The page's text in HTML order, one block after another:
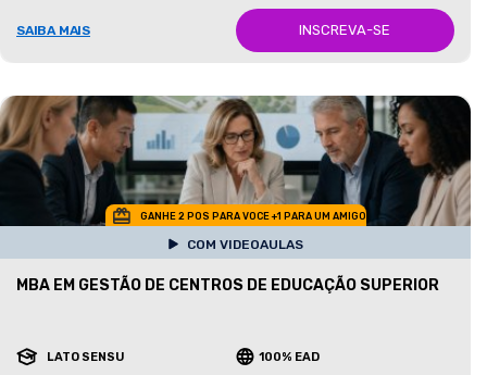
SAIBA MAIS INSCREVA-SE
GANHE 2 POS PARA VOCE +1 PARA UM AMIGO
COM VIDEOAULAS
MBA EM GESTÃO DE CENTROS DE EDUCAÇÃO SUPERIOR
LATO SENSU 100% EAD